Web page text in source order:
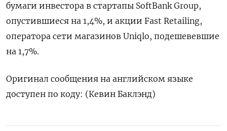
бумаги инвестора в стартапы SoftBank Group,
опустившиеся на 1,4%, и акции Fast Retailing,
оператора сети магазинов Uniqlo, подешевевшие
на 1,7%.
Оригинал сообщения на английском языке
доступен по коду: (Кевин Баклэнд)